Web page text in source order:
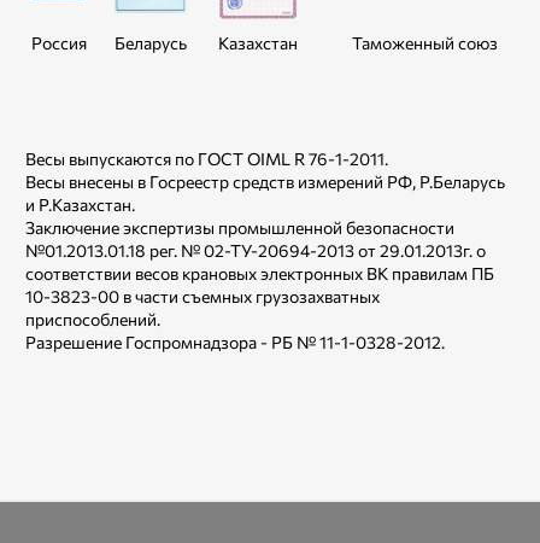
Россия Беларусь Казахстан Таможенный союз
Весы выпускаются по ГОСТ OIML R 76-1-2011.
Весы внесены в Госреестр средств измерений РФ, Р.Беларусь
и Р.Казахстан.
Заключение экспертизы промышленной безопасности
№01.2013.01.18 рег. № 02-ТУ-20694-2013 от 29.01.2013г. о
соответствии весов крановых электронных ВК правилам ПБ
10-3823-00 в части съемных грузозахватных
приспособлений.
Разрешение Госпромнадзора - РБ № 11-1-0328-2012.